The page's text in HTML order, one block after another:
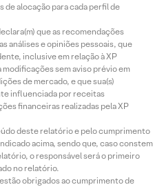
de alocação para cada perfil de
que as recomendações
análises e opiniões pessoais, que
inclusive em relação à XP
sem aviso prévio em
de mercado, e que sua(s)
influenciada por receitas
financeiras realizadas pela XP
deste relatório e pelo cumprimento
acima, sendo que, caso constem
o responsável será o primeiro
no relatório.
obrigados ao cumprimento de